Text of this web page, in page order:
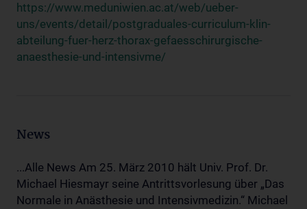
https://www.meduniwien.ac.at/web/ueber-
uns/events/detail/postgraduales-curriculum-klin-
abteilung-fuer-herz-thorax-gefaesschirurgische-
anaesthesie-und-intensivme/
News
...Alle News Am 25. März 2010 hält Univ. Prof. Dr.
Michael Hiesmayr seine Antrittsvorlesung über „Das
Normale in Anästhesie und Intensivmedizin.“ Michael